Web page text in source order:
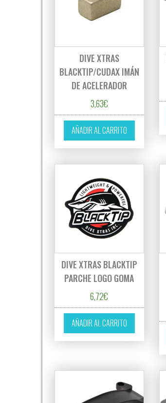
DIVE XTRAS
BLACKTIP/CUDAX IMÁN
DE ACELERADOR
3,63€
AÑADIR AL CARRITO
DIVE XTRAS BLACKTIP
PARCHE LOGO GOMA
6,72€
AÑADIR AL CARRITO